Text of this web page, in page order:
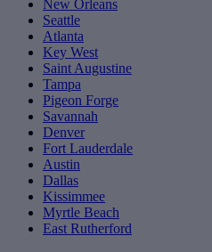
New Orleans
Seattle
Atlanta
Key West
Saint Augustine
Tampa
Pigeon Forge
Savannah
Denver
Fort Lauderdale
Austin
Dallas
Kissimmee
Myrtle Beach
East Rutherford